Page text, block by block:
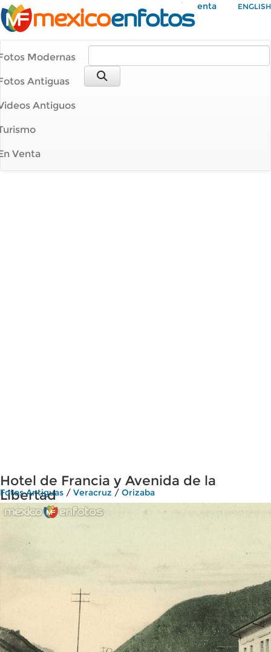
Mi Cuenta ENGLISH
Modernas
Antiguas
Antiguos
Venta
Hotel de Francia y Avenida de la
Libertad
Fotos Antiguas / Veracruz / Orizaba